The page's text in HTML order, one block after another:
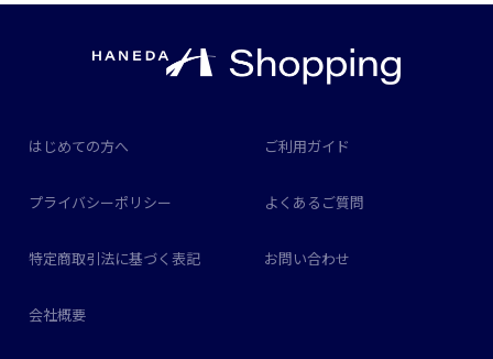
はじめての方へ ご利用ガイド
プライバシーポリシー よくあるご質問
特定商取引法に基づく表記 お問い合わせ
会社概要